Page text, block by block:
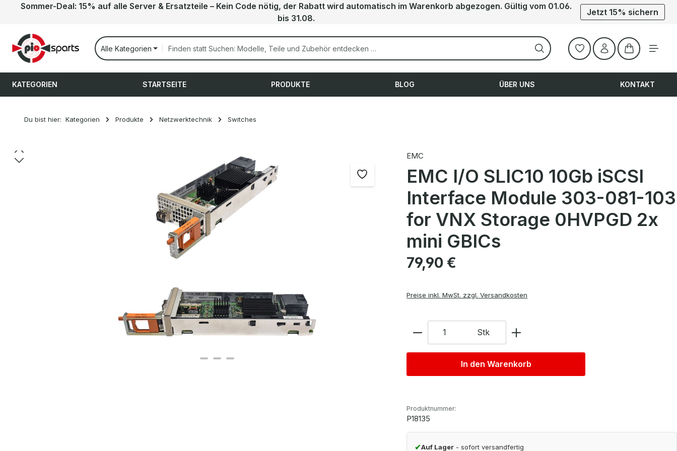
Hauptinhalt springen
Zur Suche springen
Zur Hauptnavigation springen
Sommer-Deal: 15% auf alle Server & Ersatzteile – Kein Code nötig, der Rabatt wird automatisch im Warenkorb abgezogen. Gültig vom 01.06.
bis 31.08.
Jetzt 15% sichern
Alle Kategorien
Warenkorb
KATEGORIEN STARTSEITE PRODUKTE BLOG ÜBER UNS KONTAKT
Du bist hier: Kategorien Produkte Netzwerktechnik Switches
Bildergalerie überspringen EMC
EMC I/O SLIC10 10Gb iSCSI
Interface Module 303-081-103
for VNX Storage 0HVPGD 2x
mini GBICs
Regulärer Preis:
79,90 €
Preise inkl. MwSt. zzgl. Versandkosten
Anzahl Stk
In den Warenkorb
Produktnummer:
P18135
✔Auf Lager - sofort versandfertig